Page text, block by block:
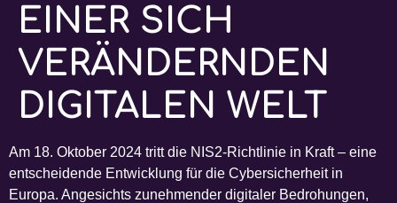
EINER SICH
VERÄNDERNDEN
DIGITALEN WELT
Am 18. Oktober 2024 tritt die NIS2-Richtlinie in Kraft – eine
entscheidende Entwicklung für die Cybersicherheit in
Europa. Angesichts zunehmender digitaler Bedrohungen,